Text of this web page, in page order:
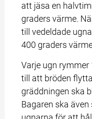
att jäsa en
graders värme.
till vedeldade
400 graders
Varje ugn rymmer
till att bröden
gräddningen ska
Bagaren ska